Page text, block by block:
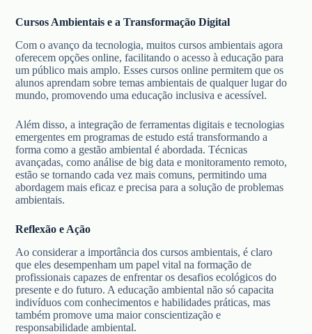
Cursos Ambientais e a Transformação Digital
Com o avanço da tecnologia, muitos cursos ambientais agora
oferecem opções online, facilitando o acesso à educação para
um público mais amplo. Esses cursos online permitem que os
alunos aprendam sobre temas ambientais de qualquer lugar do
mundo, promovendo uma educação inclusiva e acessível.
Além disso, a integração de ferramentas digitais e tecnologias
emergentes em programas de estudo está transformando a
forma como a gestão ambiental é abordada. Técnicas
avançadas, como análise de big data e monitoramento remoto,
estão se tornando cada vez mais comuns, permitindo uma
abordagem mais eficaz e precisa para a solução de problemas
ambientais.
Reflexão e Ação
Ao considerar a importância dos cursos ambientais, é claro
que eles desempenham um papel vital na formação de
profissionais capazes de enfrentar os desafios ecológicos do
presente e do futuro. A educação ambiental não só capacita
indivíduos com conhecimentos e habilidades práticas, mas
também promove uma maior conscientização e
responsabilidade ambiental.